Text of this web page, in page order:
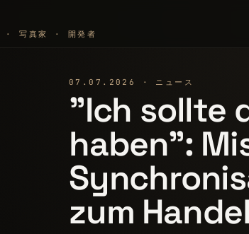
· 写真家 · 開発者
07.07.2026 · ニュース
"Ich sollte
haben":
zum